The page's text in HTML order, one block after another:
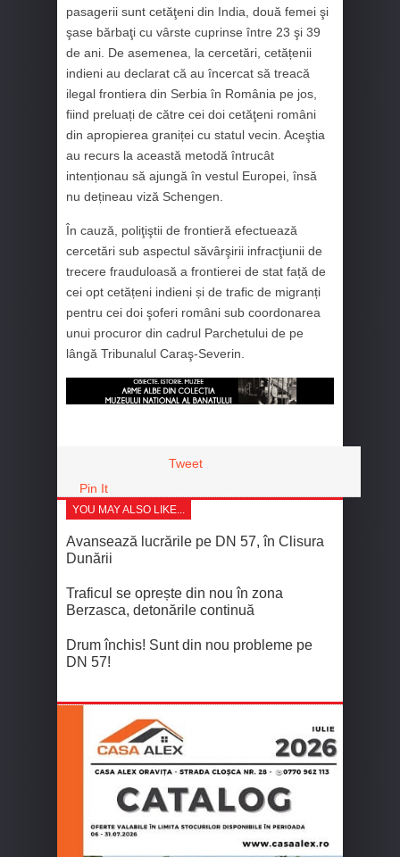
pasagerii sunt cetăţeni din India, două femei şi
şase bărbaţi cu vârste cuprinse între 23 şi 39
de ani. De asemenea, la cercetări, cetățenii
indieni au declarat că au încercat să treacă
ilegal frontiera din Serbia în România pe jos,
fiind preluați de către cei doi cetăţeni români
din apropierea graniței cu statul vecin. Aceştia
au recurs la această metodă întrucât
intenționau să ajungă în vestul Europei, însă
nu dețineau viză Schengen.
În cauză, poliţiştii de frontieră efectuează
cercetări sub aspectul săvârşirii infracţiunii de
trecere frauduloasă a frontierei de stat față de
cei opt cetățeni indieni și de trafic de migranți
pentru cei doi şoferi români sub coordonarea
unui procuror din cadrul Parchetului de pe
lângă Tribunalul Caraş-Severin.
Tweet
Pin It
YOU MAY ALSO LIKE...
Avansează lucrările pe DN 57, în Clisura
Dunării
Traficul se oprește din nou în zona
Berzasca, detonările continuă
Drum închis! Sunt din nou probleme pe
DN 57!